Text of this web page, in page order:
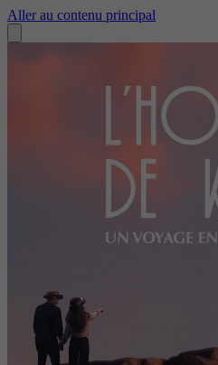
Aller au contenu principal